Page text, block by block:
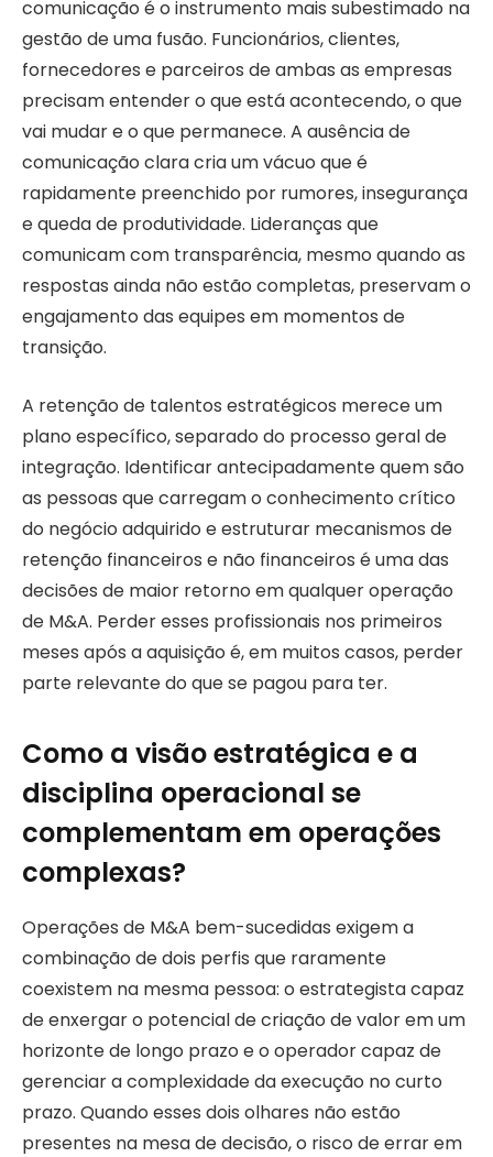
comunicação é o instrumento mais subestimado na
gestão de uma fusão. Funcionários, clientes,
fornecedores e parceiros de ambas as empresas
precisam entender o que está acontecendo, o que
vai mudar e o que permanece. A ausência de
comunicação clara cria um vácuo que é
rapidamente preenchido por rumores, insegurança
e queda de produtividade. Lideranças que
comunicam com transparência, mesmo quando as
respostas ainda não estão completas, preservam o
engajamento das equipes em momentos de
transição.
A retenção de talentos estratégicos merece um
plano específico, separado do processo geral de
integração. Identificar antecipadamente quem são
as pessoas que carregam o conhecimento crítico
do negócio adquirido e estruturar mecanismos de
retenção financeiros e não financeiros é uma das
decisões de maior retorno em qualquer operação
de M&A. Perder esses profissionais nos primeiros
meses após a aquisição é, em muitos casos, perder
parte relevante do que se pagou para ter.
Como a visão estratégica e a
disciplina operacional se
complementam em operações
complexas?
Operações de M&A bem-sucedidas exigem a
combinação de dois perfis que raramente
coexistem na mesma pessoa: o estrategista capaz
de enxergar o potencial de criação de valor em um
horizonte de longo prazo e o operador capaz de
gerenciar a complexidade da execução no curto
prazo. Quando esses dois olhares não estão
presentes na mesa de decisão, o risco de errar em